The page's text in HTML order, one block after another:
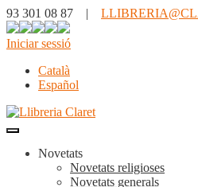
93 301 08 87 |
Iniciar sessió
Català
Español
Novetats
Novetats religioses
Novetats generals